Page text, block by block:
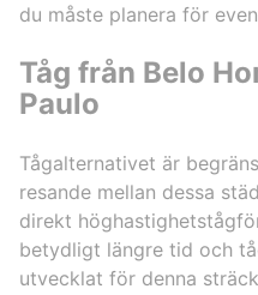
du måste planera för
Tåg från Belo
Paulo
Tågalternativet är
resande mellan dessa
direkt
betydligt längre tid och
utvecklat för denna